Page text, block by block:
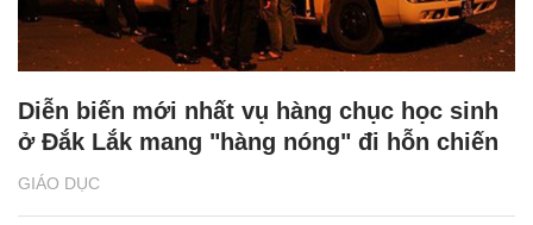
GIÁO DỤC
Diễn biến mới nhất vụ hàng chục học sinh
ở Đắk Lắk mang "hàng nóng" đi hỗn chiến